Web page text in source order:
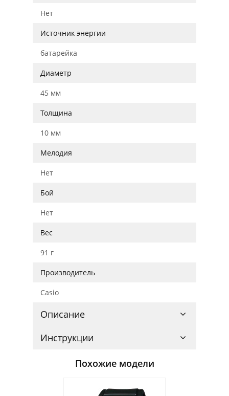
Нет
Источник энергии
батарейка
Диаметр
45 мм
Толщина
10 мм
Мелодия
Нет
Бой
Нет
Вес
91 г
Производитель
Casio
Описание
Инструкции
Похожие модели